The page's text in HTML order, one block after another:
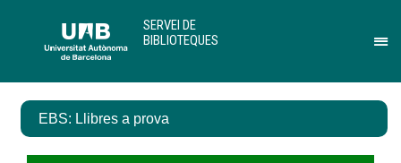
contingut
el
de
SERVEI DE
BIBLIOTEQUES
EBS: Llibres a prova